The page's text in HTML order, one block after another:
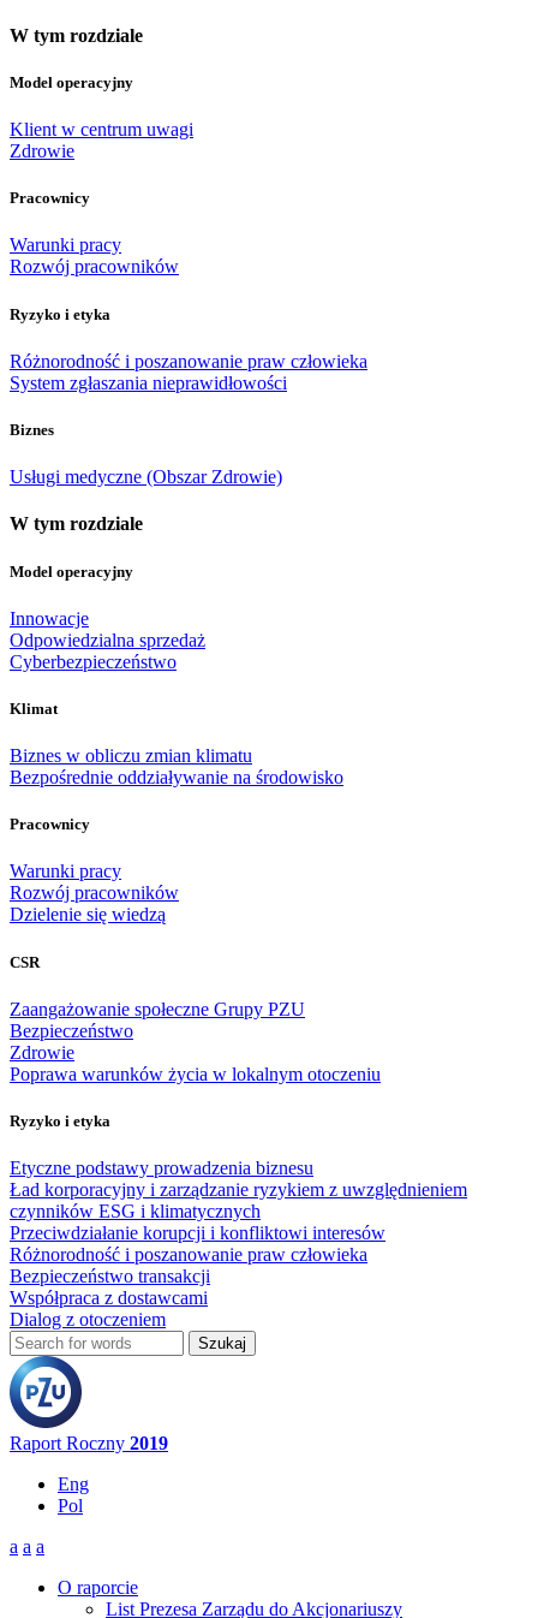
W tym rozdziale
Model operacyjny
Klient w centrum uwagi
Zdrowie
Pracownicy
Warunki pracy
Rozwój pracowników
Ryzyko i etyka
Różnorodność i poszanowanie praw człowieka
System zgłaszania nieprawidłowości
Biznes
Usługi medyczne (Obszar Zdrowie)
W tym rozdziale
Model operacyjny
Innowacje
Odpowiedzialna sprzedaż
Cyberbezpieczeństwo
Klimat
Biznes w obliczu zmian klimatu
Bezpośrednie oddziaływanie na środowisko
Pracownicy
Warunki pracy
Rozwój pracowników
Dzielenie się wiedzą
CSR
Zaangażowanie społeczne Grupy PZU
Bezpieczeństwo
Zdrowie
Poprawa warunków życia w lokalnym otoczeniu
Ryzyko i etyka
Etyczne podstawy prowadzenia biznesu
Ład korporacyjny i zarządzanie ryzykiem z uwzględnieniem
czynników ESG i klimatycznych
Przeciwdziałanie korupcji i konfliktowi interesów
Różnorodność i poszanowanie praw człowieka
Bezpieczeństwo transakcji
Współpraca z dostawcami
Dialog z otoczeniem
Formularz wyszukiwania
Szukaj
Raport Roczny 2019
Eng
Pol
a a a
O raporcie
List Prezesa Zarządu do Akcjonariuszy